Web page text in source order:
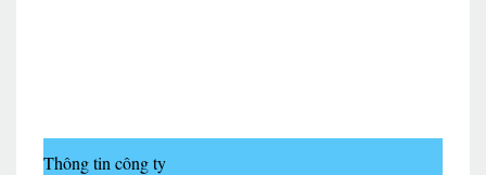
Thông tin công ty